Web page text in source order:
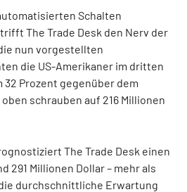
Schalten
The Trade Desk den Nerv der
nun vorgestellten
die US-Amerikaner im dritten
32 Prozent gegenüber dem
schrauben auf 216 Millionen
The Trade Desk einen
291 Millionen Dollar – mehr als
durchschnittliche Erwartung